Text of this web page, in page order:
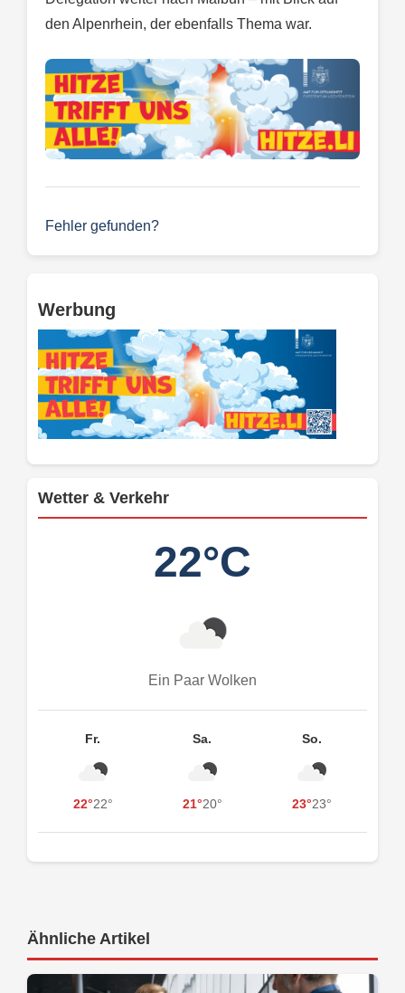
den Alpenrhein, der ebenfalls Thema war.
Fehler gefunden?
Werbung
Wetter & Verkehr
22°C
Ein Paar Wolken
Fr.
22°22°
Sa.
21°20°
So.
23°23°
Ähnliche Artikel